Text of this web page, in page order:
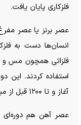
فلزکاری پایان یافت.
عصر برنز یا عصر
انسان‌ها دست به
فلزاتی همچون مس و
آغاز و تا ۱۲۰۰ قبل از میلاد ادامه یافت.
عصر آهن هم دوره‌ای